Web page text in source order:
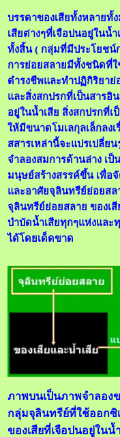
บรรดาของเสียทั้งหลายทั้
เสียต่างๆที่เจือปนอยู่ในน้
ทั้งสิ้น ( กลุ่มที่มีประโยช
การย่อยสลายมีทั้งชนิดที่
ดำรงชีพและทำปฏิกิริยาย่
และสิ่งสกปรกที่เป็นสารอิ
อยู่ในน้ำเสีย สิ่งสกปรกที่
ให้มีขนาดโมเลกุลเล็กลง
สสารเหล่านี้จะแปรเปลี่ย
จำลองสมการด้านล่าง เ
มนุษย์สร้างสรรค์ขึ้น เพื่อ
และอาศัยจุลินทรีย์ย่อยส
จุลินทรีย์ย่อยสลาย ของเ
บำบัดน้ำเสียทุกๆแห่งและ
ได้โดยเด็ดขาด
ภาพบนเป็นภาพจำลอง
กลุ่มจุลินทรีย์ที่ใช้ออกซิ
ของเสียที่เจือปนอยู่ใน